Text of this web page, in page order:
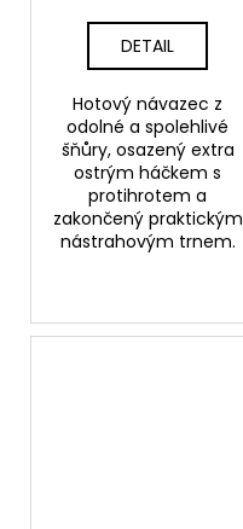
DETAIL
Hotový návazec z
odolné a spolehlivé
šňůry, osazený extra
ostrým háčkem s
protihrotem a
zakončený praktickým
nástrahovým trnem.